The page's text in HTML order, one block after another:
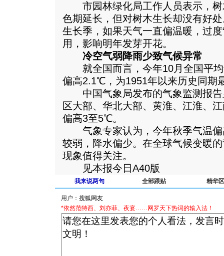
市园林绿化局工作人员表示，树
色期延长，但对树木生长却没有好
生长季，如果天气一直偏温暖，过
用，影响明年发芽开花。
冷空气弱降雨少致气候异常
就全国而言，今年10月全国平均
偏高2.1℃，为1951年以来历史同期
中国气象局发布的气象监测报告
区大部、华北大部、黄淮、江淮、
偏高3至5℃。
气象专家认为，今年秋季气温偏
较弱，降水偏少。在全球气候变暖
现象值得关注。
见本报今日A40版
我来说两句 全部跟贴 精华区
用户：
*依然范特西、刘亦菲、夜宴……网罗天下热词的输入法！